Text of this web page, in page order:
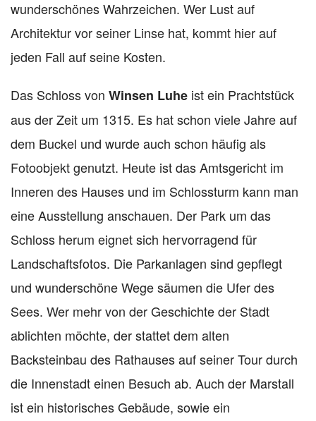
wunderschönes Wahrzeichen. Wer Lust auf
Architektur vor seiner Linse hat, kommt hier auf
jeden Fall auf seine Kosten.
Das Schloss von Winsen Luhe ist ein Prachtstück
aus der Zeit um 1315. Es hat schon viele Jahre auf
dem Buckel und wurde auch schon häufig als
Fotoobjekt genutzt. Heute ist das Amtsgericht im
Inneren des Hauses und im Schlossturm kann man
eine Ausstellung anschauen. Der Park um das
Schloss herum eignet sich hervorragend für
Landschaftsfotos. Die Parkanlagen sind gepflegt
und wunderschöne Wege säumen die Ufer des
Sees. Wer mehr von der Geschichte der Stadt
ablichten möchte, der stattet dem alten
Backsteinbau des Rathauses auf seiner Tour durch
die Innenstadt einen Besuch ab. Auch der Marstall
ist ein historisches Gebäude, sowie ein